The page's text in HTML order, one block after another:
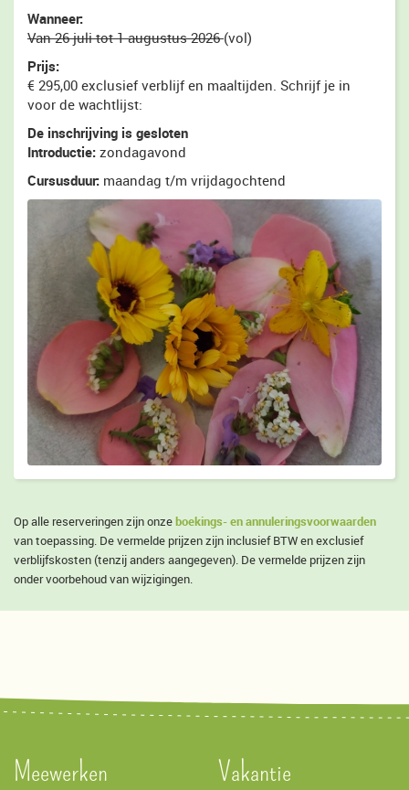
Wanneer:
Van 26 juli tot 1 augustus 2026(vol)
Prijs:
€ 295,00 exclusief verblijf en maaltijden. Schrijf je in
voor de wachtlijst:
De inschrijving is gesloten
Introductie: zondagavond
Cursusduur: maandag t/m vrijdagochtend
Op alle reserveringen zijn onzeboekings- en annuleringsvoorwaarden
van toepassing. De vermelde prijzen zijn inclusief BTW en exclusief
verblijfskosten (tenzij anders aangegeven). De vermelde prijzen zijn
onder voorbehoud van wijzigingen.
Meewerken Vakantie